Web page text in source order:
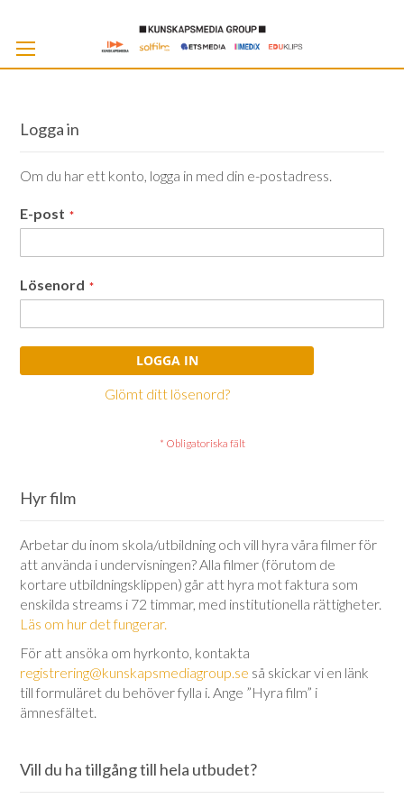
Logga in
Om du har ett konto, logga in med din e-postadress.
E-post
Lösenord
LOGGA IN
Glömt ditt lösenord?
Hyr film
Arbetar du inom skola/utbildning och vill hyra våra filmer för
att använda i undervisningen? Alla filmer (förutom de
kortare utbildningsklippen) går att hyra mot faktura som
enskilda streams i 72 timmar, med institutionella rättigheter.
Läs om hur det fungerar.
För att ansöka om hyrkonto, kontakta
registrering@kunskapsmediagroup.se så skickar vi en länk
till formuläret du behöver fylla i. Ange ”Hyra film” i
ämnesfältet.
Vill du ha tillgång till hela utbudet?